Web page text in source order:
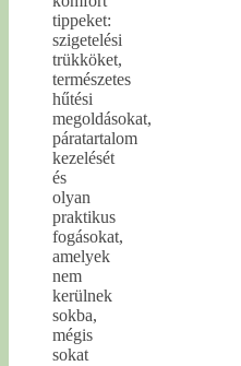
tippeket:
szigetelési
trükköket,
természetes
hűtési
megoldásokat,
páratartalom
kezelését
és
olyan
praktikus
fogásokat,
amelyek
nem
kerülnek
sokba,
mégis
sokat